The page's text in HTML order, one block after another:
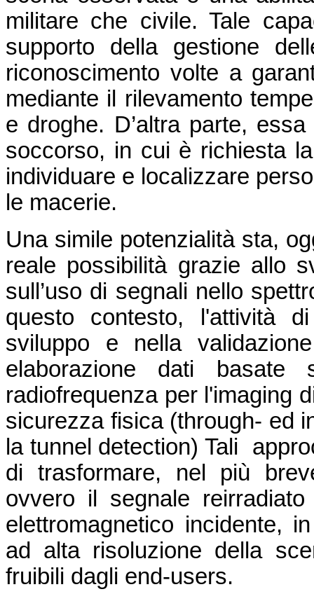
militare che civile. Tale
supporto della gestione
riconoscimento volte a
mediante il rilevamento
e droghe. D’altra parte,
soccorso, in cui è richiesta
individuare e localizzare
le macerie.
Una simile potenzialità sta,
reale possibilità grazie allo
sull’uso di segnali nello
questo contesto, l'attività
sviluppo e nella
elaborazione dati
radiofrequenza per l'imaging
sicurezza fisica (through- ed
la tunnel detection) Tali
di trasformare, nel più
ovvero il segnale
elettromagnetico incidente,
ad alta risoluzione della
fruibili dagli end-users.